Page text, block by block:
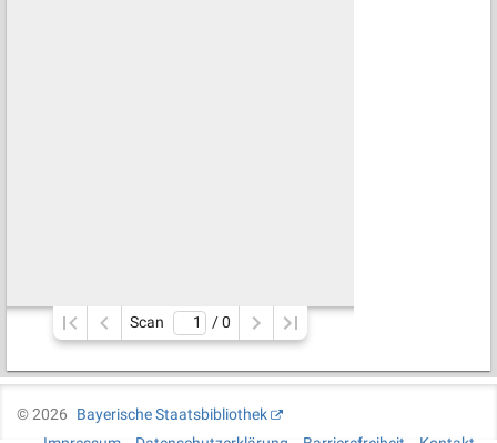
Scan / 0
©2026
Bayerische Staatsbibliothek